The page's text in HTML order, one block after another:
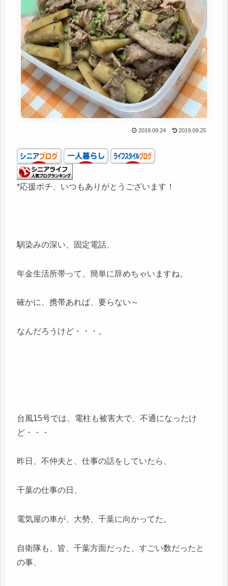
2019.09.24 2019.09.25
*応援ポチ、いつもありがとうございます！
馴染みの深い、固定電話、
年金生活所帯って、簡単に辞めちゃいますね。
確かに、携帯あれば、要らない～
なんだろうけど・・・。
台風15号では、電柱も被害大で、不通になったけ
ど・・・
昨日、不仲夫と、仕事の話をしていたら、
千葉の仕事の日、
電気屋の車が、大勢、千葉に向かってた。
自衛隊も、皆、千葉方面だった、すごい数だったと
の事、